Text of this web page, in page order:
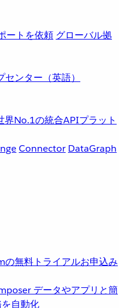
ートを依頼 グローバル拠
センター（英語）
界No.1の統合APIプラット
Connector DataGraph
無料トライアルお申込み
データやアプリと簡
自動化